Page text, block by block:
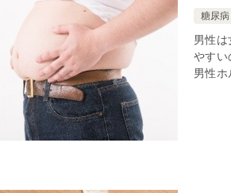
糖尿病
男性
やすい
男性ホ